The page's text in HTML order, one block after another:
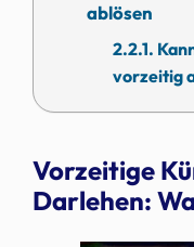
ablösen
vorzeitig
Vorzeitige
Darlehen: